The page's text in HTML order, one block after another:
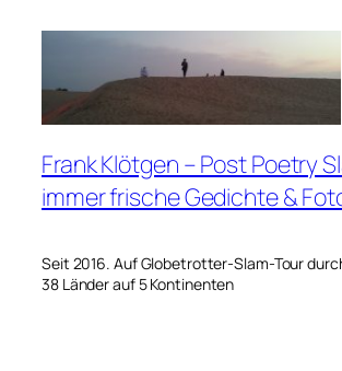
Frank Klötgen – Post Poetry
immer frische Gedichte &
Seit 2016. Auf Globetrotter-Slam-Tour
38 Länder auf 5 Kontinenten